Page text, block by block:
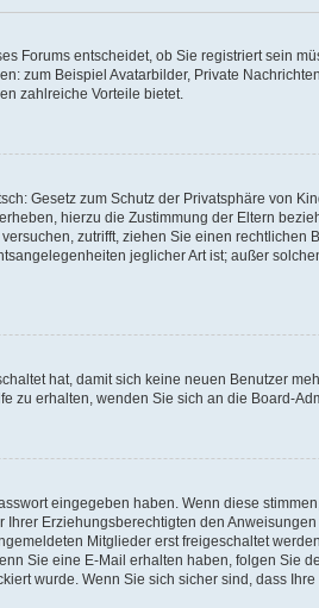
Forums entscheidet, ob Sie registriert sein
zum Beispiel Avatarbilder, Private
zahlreiche Vorteile bietet.
Gesetz zum Schutz der Privatsphäre von
hierzu die Zustimmung der Eltern
zutrifft, ziehen Sie einen
jeglicher Art ist; außer
hat, damit sich keine neuen Benutzer
zu erhalten, wenden Sie sich an die Board-
eingegeben haben. Wenn diese
Erziehungsberechtigten den
Mitglieder erst freigeschaltet
Sie eine E-Mail erhalten haben, folgen Sie
wurde. Wenn Sie sich sicher sind, dass